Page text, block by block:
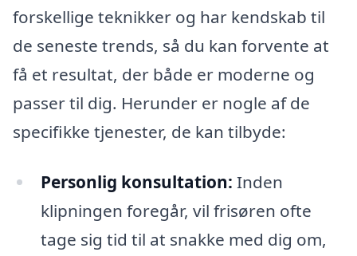
forskellige teknikker og har kendskab til
de seneste trends, så du kan forvente at
få et resultat, der både er moderne og
passer til dig. Herunder er nogle af de
specifikke tjenester, de kan tilbyde:
Personlig konsultation: Inden
klipningen foregår, vil frisøren ofte
tage sig tid til at snakke med dig om,